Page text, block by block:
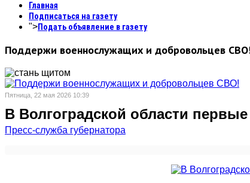
Главная
Подписаться на газету
">Подать объявление в газету
Поддержи военнослужащих и добровольцев
Пятница, 22 мая 2026 10:39
В Волгоградской области
Пресс-служба губернатора